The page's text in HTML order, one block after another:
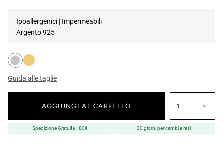
Ipoallergenici | Impermeabili
Argento 925
Guida alle taglie
1
AGGIUNGI AL CARRELLO
Spedizione Gratuita +80€ 30 giorni per cambi e resi